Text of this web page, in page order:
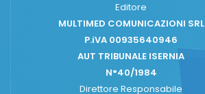
Editore
MULTIMED COMUNICAZIONI SRL
P.iVA 00935640946
AUT TRIBUNALE ISERNIA
N°40/1984
Direttore Responsabile